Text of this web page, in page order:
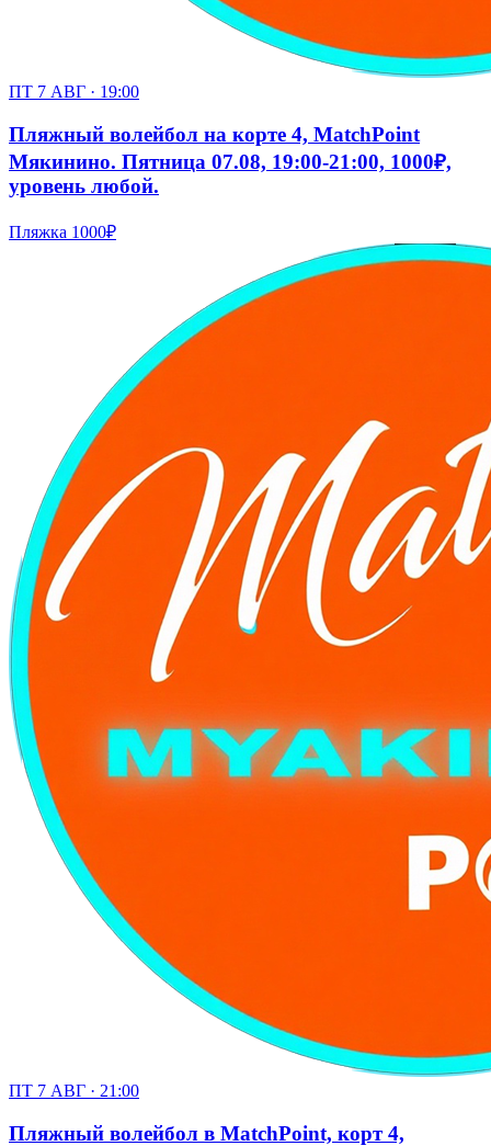
ПТ 7 АВГ · 19:00
Пляжный волейбол на корте 4, MatchPoint
Мякинино. Пятница 07.08, 19:00-21:00, 1000₽,
уровень любой.
Пляжка 1000₽
ПТ 7 АВГ · 21:00
Пляжный волейбол в MatchPoint, корт 4,